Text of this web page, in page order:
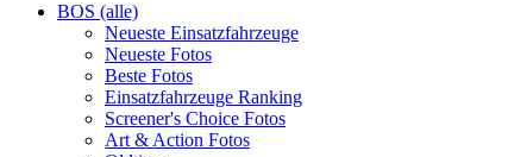
BOS (alle)
Neueste Einsatzfahrzeuge
Neueste Fotos
Beste Fotos
Einsatzfahrzeuge Ranking
Screener's Choice Fotos
Art & Action Fotos